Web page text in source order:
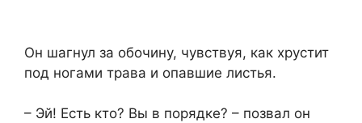
Он шагнул за обочину, чувствуя, как хрустит
под ногами трава и опавшие листья.
– Эй! Есть кто? Вы в порядке? – позвал он